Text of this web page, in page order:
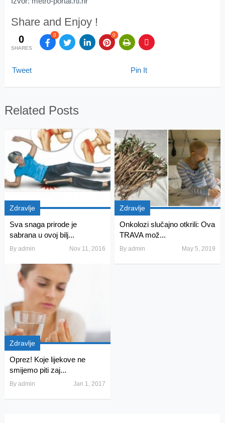
Share and Enjoy !
0
SHARES
0 0
Tweet Pin It
Related Posts
Zdravlje
Sva snaga prirode je
sabrana u ovoj bilj...
By admin Nov 11, 2016
Zdravlje
Onkolozi slučajno otkrili: Ova
TRAVA mož...
Byadmin May 5, 2019
Zdravlje
Oprez! Koje lijekove ne
smijemo piti zaj...
By admin Jan 1, 2017